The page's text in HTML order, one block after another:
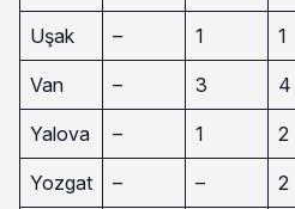
Uşak – 1 1
Van – 3 4
Yalova – 1 2
Yozgat – – 2